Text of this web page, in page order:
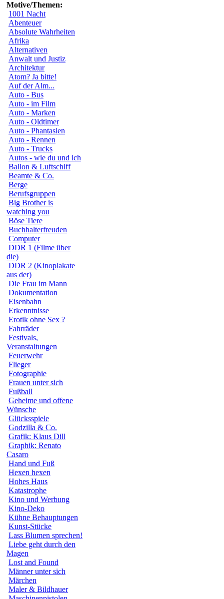
Motive/Themen:
1001 Nacht
Abenteuer
Absolute Wahrheiten
Afrika
Alternativen
Anwalt und Justiz
Architektur
Atom? Ja bitte!
Auf der Alm...
Auto - Bus
Auto - im Film
Auto - Marken
Auto - Oldtimer
Auto - Phantasien
Auto - Rennen
Auto - Trucks
Autos - wie du und ich
Ballon & Luftschiff
Beamte & Co.
Berge
Berufsgruppen
Big Brother is
watching you
Böse Tiere
Buchhalterfreuden
Computer
DDR 1 (Filme über
die)
DDR 2 (Kinoplakate
aus der)
Die Frau im Mann
Dokumentation
Eisenbahn
Erkenntnisse
Erotik ohne Sex ?
Fahrräder
Festivals,
Veranstaltungen
Feuerwehr
Flieger
Fotographie
Frauen unter sich
Fußball
Geheime und offene
Wünsche
Glücksspiele
Godzilla & Co.
Grafik: Klaus Dill
Graphik: Renato
Casaro
Hand und Fuß
Hexen hexen
Hohes Haus
Katastrophe
Kino und Werbung
Kino-Deko
Kühne Behauptungen
Kunst-Stücke
Lass Blumen sprechen!
Liebe geht durch den
Magen
Lost and Found
Männer unter sich
Märchen
Maler & Bildhauer